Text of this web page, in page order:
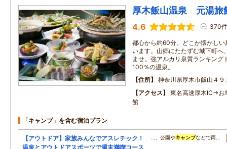
厚木飯山温泉 元湯旅
4.6 370件
都心から約60分。どこか懐かし
います。山郷にたたずむ城下町へ
ませ。強アルカリ泉質ランキング
100％の温泉。
住所
神奈川県厚木市飯山４９
アクセス
東名高速厚木IC→
館
「キャンプ」を含む宿泊プラン
【アウトドア】家族みんなでアスレチック！
温泉とアウトドアスポーツで週末満喫コース
…、公園やキャンプなどで両…